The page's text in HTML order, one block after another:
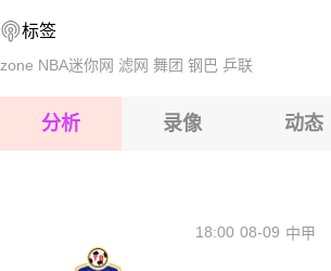
2026-08-15 【中超】 云南玉昆VS上
标签
zone NBA迷你网 滤网 舞团 钢巴 乒联
分析 录像 动态
08-09
18:00 中甲